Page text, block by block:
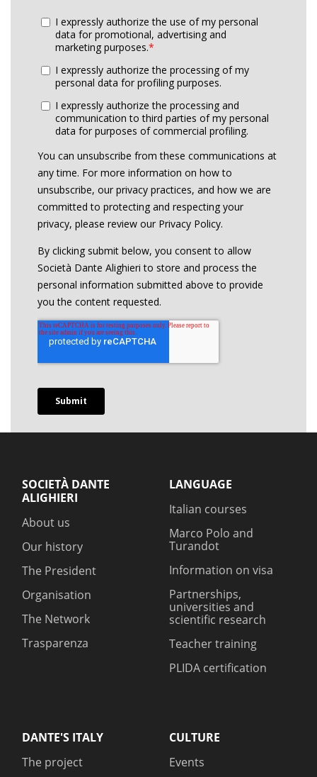
SOCIETÀ DANTE
ALIGHIERI
About us
Our history
The President
Organisation
The Network
Trasparenza
LANGUAGE
Italian courses
Marco Polo and
Turandot
Information on visa
Partnerships,
universities and
scientific research
Teacher training
PLIDA certification
DANTE'S ITALY
The project
CULTURE
Events